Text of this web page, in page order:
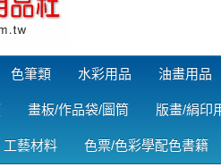
色筆類 水彩用品 油畫用品
畫板/作品袋/圖筒 版畫/絹印
工藝材料 色票/色彩學配色書籍